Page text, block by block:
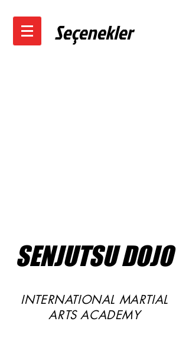
Seçenekler
SENJUTSU DOJO
INTERNATIONAL MARTIAL
ARTS ACADEMY